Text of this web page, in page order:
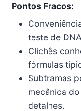
Pontos Fracos:
teste de
Clichês
fórmulas
Subtramas
mecânica
detalhes.